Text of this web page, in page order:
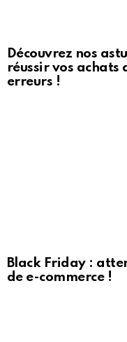
Découvrez nos
réussir vos achats
erreurs !
Black Friday :
de e-commerce !